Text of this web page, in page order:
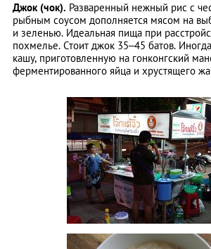
Джок (чок). Разваренный нежный рис с
рыбным соусом дополняется мясом на
и зеленью. Идеальная пища при
похмелье. Стоит джок 35–45 батов.
кашу, приготовленную на гонконгский
ферментированного яйца и хрустящего